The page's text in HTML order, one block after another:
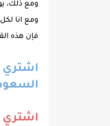
ومع ذلك،
ومع انا
فإن هذه
اشتري
اشتري